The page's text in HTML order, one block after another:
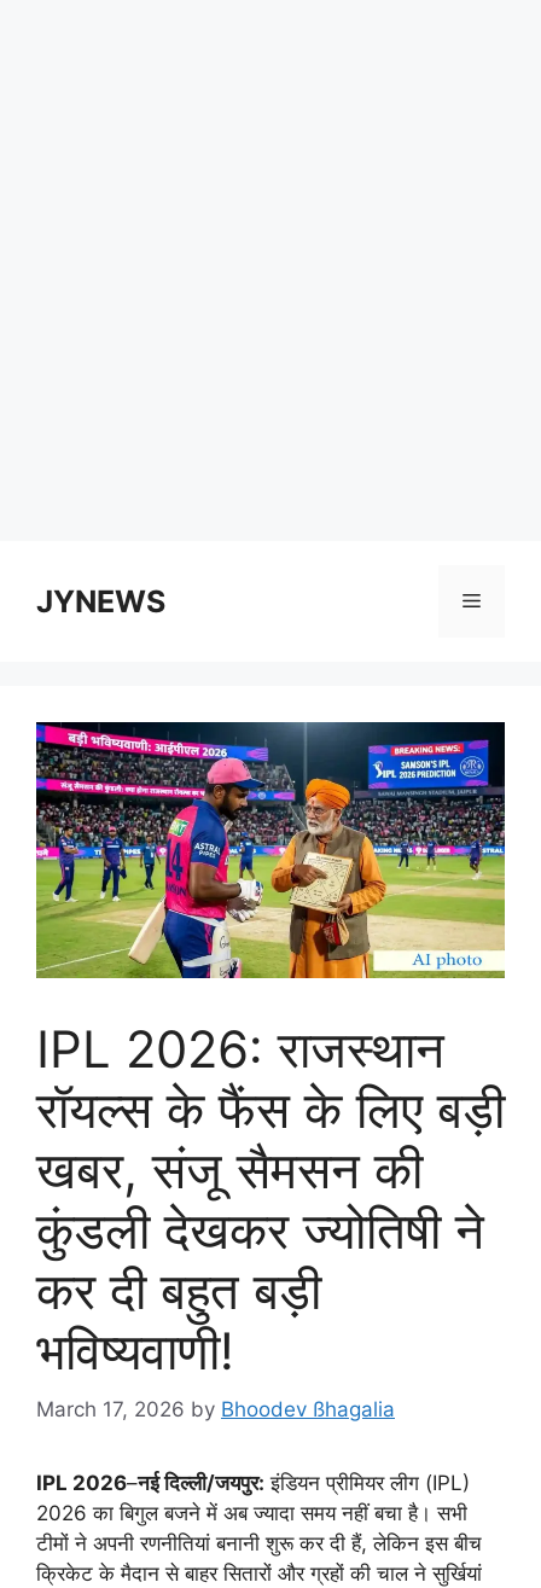
contentJYNEWS Menu
IPL 2026: राजस्थान
रॉयल्स के फैंस के लिए बड़ी
खबर, संजू सैमसन की
कुंडली देखकर ज्योतिषी ने
कर दी बहुत बड़ी
भविष्यवाणी!
March 17, 2026 by Bhoodev ßhagalia
IPL 2026–नई दिल्ली/जयपुर: इंडियन प्रीमियर लीग (IPL)
2026 का बिगुल बजने में अब ज्यादा समय नहीं बचा है। सभी
टीमों ने अपनी रणनीतियां बनानी शुरू कर दी हैं, लेकिन इस बीच
क्रिकेट के मैदान से बाहर सितारों और ग्रहों की चाल ने सुर्खियां